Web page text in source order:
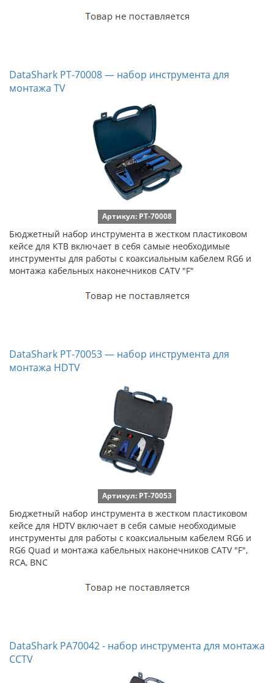
DataShark PT-70008 — набор инструмента для
монтажа TV
Артикул: PT-70008
Бюджетный набор инструмента в жестком пластиковом
кейсе для КТВ включает в себя самые необходимые
инструменты для работы с коаксиальным кабелем RG6 и
монтажа кабельных наконечников CATV "F"
DataShark PT-70053 — набор инструмента для
монтажа HDTV
Артикул: PT-70053
Бюджетный набор инструмента в жестком пластиковом
кейсе для HDTV включает в себя самые необходимые
инструменты для работы с коаксиальным кабелем RG6 и
RG6 Quad и монтажа кабельных наконечников CATV "F",
RCA, BNC
DataShark PA70042 - набор инструмента для монтажа
CCTV